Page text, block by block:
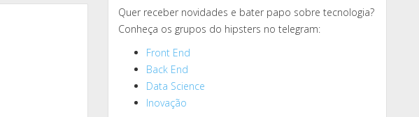
Quer receber novidades e bater papo sobre tecnologia?
Conheça os grupos do hipsters no telegram:
Front End
Back End
Data Science
Inovação